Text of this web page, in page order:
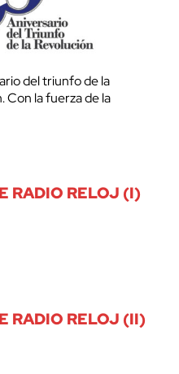
del triunfo de la
Con la fuerza de la
RADIO RELOJ (I)
RADIO RELOJ (II)